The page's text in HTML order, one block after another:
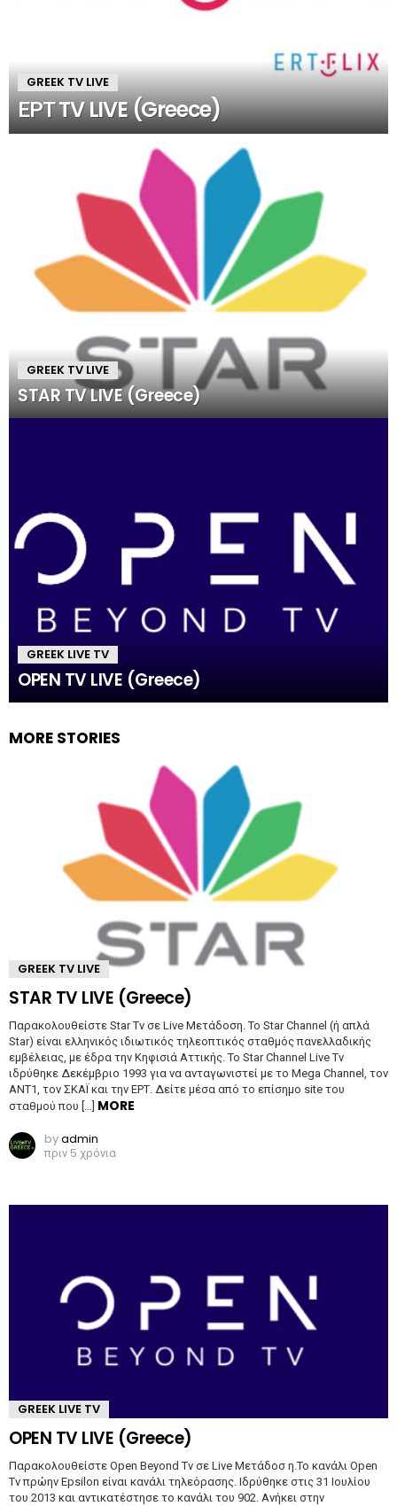
GREEK TV LIVE
ΕΡΤ TV LIVE (Greece)
GREEK TV LIVE
STAR TV LIVE (Greece)
GREEK LIVE TV
OPEN TV LIVE (Greece)
MORE STORIES
GREEK TV LIVE
STAR TV LIVE (Greece)
Παρακολουθείστε Star Tv σε Live Μετάδοση. Το Star Channel (ή απλά
Star) είναι ελληνικός ιδιωτικός τηλεοπτικός σταθμός πανελλαδικής
εμβέλειας, με έδρα την Κηφισιά Αττικής. Το Star Channel Live Tv
ιδρύθηκε Δεκέμβριο 1993 για να ανταγωνιστεί με το Mega Channel, τον
ANT1, τον ΣΚΑΪ και την ΕΡΤ. Δείτε μέσα από το επίσημο site του
σταθμού που […] MORE
byadmin
πριν 5 χρόνια
GREEK LIVE TV
OPEN TV LIVE (Greece)
Παρακολουθείστε Open Beyond Tv σε Live Μετάδοσ η.Το κανάλι Open
Tv πρώην Epsilon είναι κανάλι τηλεόρασης. Ιδρύθηκε στις 31 Ιουλίου
του 2013 και αντικατέστησε το κανάλι του 902. Ανήκει στην